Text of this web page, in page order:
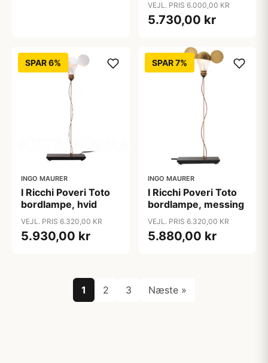
VEJL. PRIS 6.000,00 KR
5.730,00 kr
SPAR 6%
INGO MAURER
I Ricchi Poveri Toto
bordlampe, hvid
VEJL. PRIS 6.320,00 KR
5.930,00 kr
SPAR 7%
INGO MAURER
I Ricchi Poveri Toto
bordlampe, messing
VEJL. PRIS 6.320,00 KR
5.880,00 kr
1 2 3 Næste »